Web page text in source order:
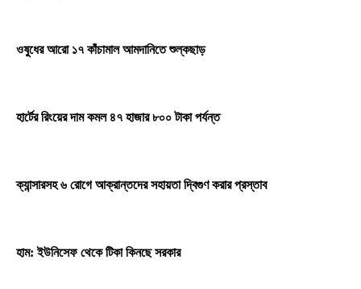
ওষুধের আরো ১৭ কাঁচামাল আমদানিতে শুল্কছাড়
হার্টের রিংয়ের দাম কমল ৪৭ হাজার ৮০০ টাকা পর্যন্ত
ক্যান্সারসহ ৬ রোগে আক্রান্তদের সহায়তা দ্বিগুণ করার প্রস্তাব
হাম: ইউনিসেফ থেকে টিকা কিনছে সরকার